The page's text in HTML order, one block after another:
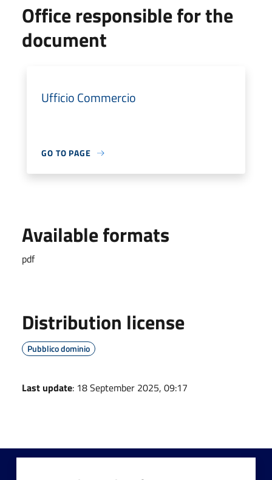
Office responsible for the
document
Ufficio Commercio
GO TO PAGE
Available formats
pdf
Distribution license
Pubblico dominio
Last update: 18 September 2025, 09:17